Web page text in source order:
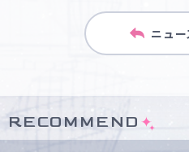
ニュ
RECOMMEND